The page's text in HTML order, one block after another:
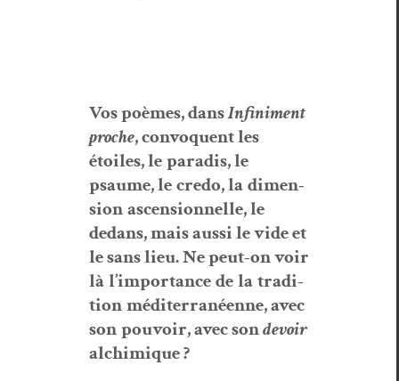
Vos poèmes,dansInfin­i­ment
proche, con­vo­quent les
étoiles,lepar­adis,le
psaume,lecre­do,ladimen­
sionascen­sion­nelle,le
dedans, mais aus­si le vide et
le sans lieu. Ne peut-on voir
làl’impor­tancedelatra­di­
tionméditer­ranéenne,avec
sonpou­voir, avec sondevoir
alchimique ?